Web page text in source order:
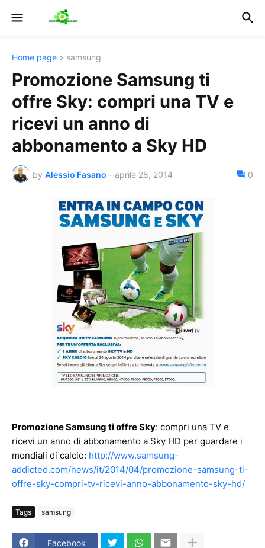
Home page samsung
Promozione Samsung ti
offre Sky: compri una TV e
ricevi un anno di
abbonamento a Sky HD
by Alessio Fasano - aprile 28, 2014 0
Promozione Samsung ti offre Sky: compri una TV e
ricevi un anno di abbonamento a Sky HD per guardare i
mondiali di calcio: http://www.samsung-
addicted.com/news/it/2014/04/promozione-samsung-ti-
offre-sky-compri-tv-ricevi-anno-abbonamento-sky-hd/
Tags samsung
Facebook